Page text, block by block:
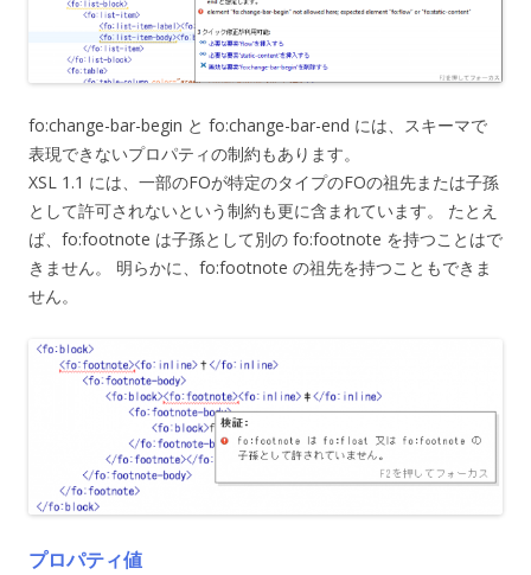
fo:change-bar-begin と fo:change-bar-end には、スキーマで
表現できないプロパティの制約もあります。
XSL 1.1 には、一部のFOが特定のタイプのFOの祖先または子孫
として許可されないという制約も更に含まれています。 たとえ
ば、fo:footnote は子孫として別の fo:footnote を持つことはで
きません。 明らかに、fo:footnote の祖先を持つこともできま
せん。
プロパティ値